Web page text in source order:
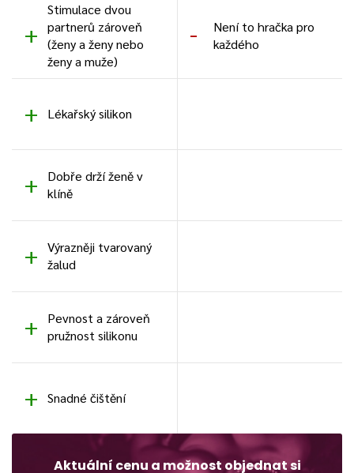
Stimulace dvou
partnerů zároveň
(ženy a ženy nebo
ženy a muže)
Není to hračka pro
každého
Lékařský silikon
Dobře drží ženě v
klíně
Výrazněji tvarovaný
žalud
Pevnost a zároveň
pružnost silikonu
Snadné čištění
Aktuální cenu a možnost objednat si